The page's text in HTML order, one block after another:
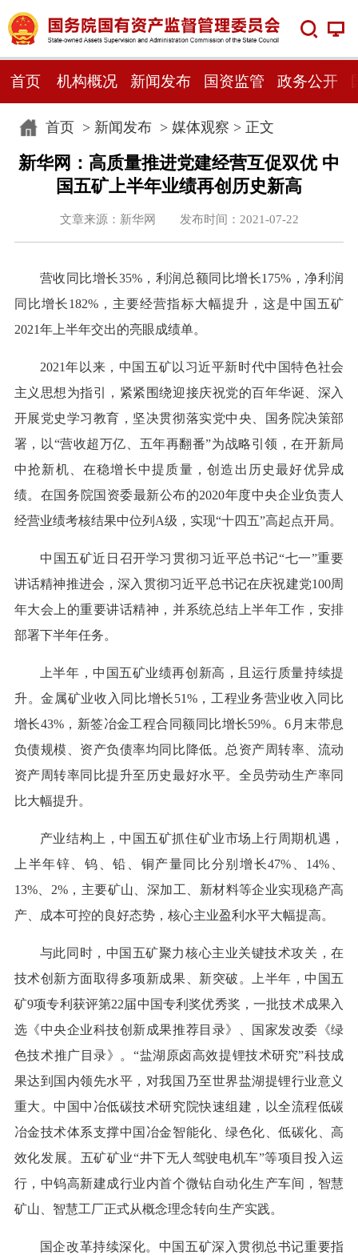
首页 机构概况 新闻发布 国资监管 政务公开
首页> 新闻发布> 媒体观察 > 正文
新华网：高质量推进党建经营互促双优 中
国五矿上半年业绩再创历史新高
文章来源：新华网 发布时间：2021-07-22
营收同比增长35%，利润总额同比增长175%，净利润
同比增长182%，主要经营指标大幅提升，这是中国五矿
2021年上半年交出的亮眼成绩单。
2021年以来，中国五矿以习近平新时代中国特色社会
主义思想为指引，紧紧围绕迎接庆祝党的百年华诞、深入
开展党史学习教育，坚决贯彻落实党中央、国务院决策部
署，以“营收超万亿、五年再翻番”为战略引领，在开新局
中抢新机、在稳增长中提质量，创造出历史最好优异成
绩。在国务院国资委最新公布的2020年度中央企业负责人
经营业绩考核结果中位列A级，实现“十四五”高起点开局。
中国五矿近日召开学习贯彻习近平总书记“七一”重要
讲话精神推进会，深入贯彻习近平总书记在庆祝建党100周
年大会上的重要讲话精神，并系统总结上半年工作，安排
部署下半年任务。
上半年，中国五矿业绩再创新高，且运行质量持续提
升。金属矿业收入同比增长51%，工程业务营业收入同比
增长43%，新签冶金工程合同额同比增长59%。6月末带息
负债规模、资产负债率均同比降低。总资产周转率、流动
资产周转率同比提升至历史最好水平。全员劳动生产率同
比大幅提升。
产业结构上，中国五矿抓住矿业市场上行周期机遇，
上半年锌、钨、铅、铜产量同比分别增长47%、14%、
13%、2%，主要矿山、深加工、新材料等企业实现稳产高
产、成本可控的良好态势，核心主业盈利水平大幅提高。
与此同时，中国五矿聚力核心主业关键技术攻关，在
技术创新方面取得多项新成果、新突破。上半年，中国五
矿9项专利获评第22届中国专利奖优秀奖，一批技术成果入
选《中央企业科技创新成果推荐目录》、国家发改委《绿
色技术推广目录》。“盐湖原卤高效提锂技术研究”科技成
果达到国内领先水平，对我国乃至世界盐湖提锂行业意义
重大。中国中冶低碳技术研究院快速组建，以全流程低碳
冶金技术体系支撑中国冶金智能化、绿色化、低碳化、高
效化发展。五矿矿业“井下无人驾驶电机车”等项目投入运
行，中钨高新建成行业内首个微钻自动化生产车间，智慧
矿山、智慧工厂正式从概念理念转向生产实践。
国企改革持续深化。中国五矿深入贯彻总书记重要指